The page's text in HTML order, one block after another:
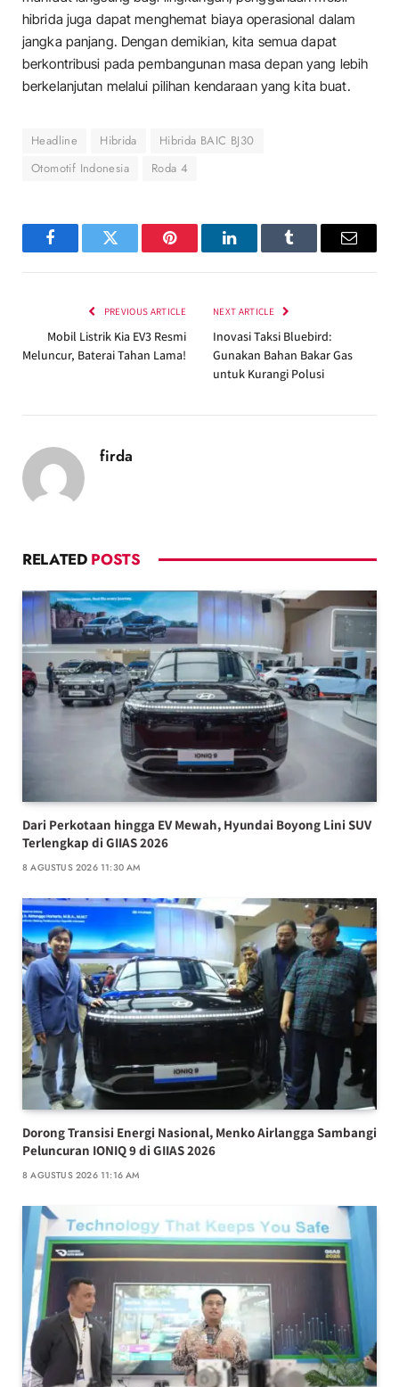
hibrida juga dapat menghemat biaya operasional dalam
jangka panjang. Dengan demikian, kita semua dapat
berkontribusi pada pembangunan masa depan yang lebih
berkelanjutan melalui pilihan kendaraan yang kita buat.
Headline Hibrida
Hibrida BAIC BJ30
Otomotif Indonesia
Roda 4
FacebookTwitter Pinterest LinkedInTumblr Email
PREVIOUS ARTICLE
Mobil Listrik Kia EV3 Resmi
Meluncur, Baterai Tahan Lama!
NEXT ARTICLE
Inovasi Taksi Bluebird:
Gunakan Bahan Bakar Gas
untuk Kurangi Polusi
firda
RELATED POSTS
Dari Perkotaan hingga EV Mewah, Hyundai Boyong Lini SUV
Terlengkap di GIIAS 2026
8 AGUSTUS 2026 11:30 AM
Dorong Transisi Energi Nasional, Menko Airlangga Sambangi
Peluncuran IONIQ 9 di GIIAS 2026
8 AGUSTUS 2026 11:16 AM